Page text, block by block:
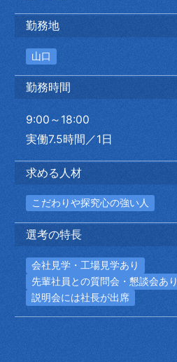
勤務地
山口
勤務時間
9:00～18:00
実働7.5時間／1日
求める人材
こだわりや探究心の強い人
選考の特長
会社見学・工場見学あり
先輩社員との質問会・懇談会あり
説明会には社長が出席